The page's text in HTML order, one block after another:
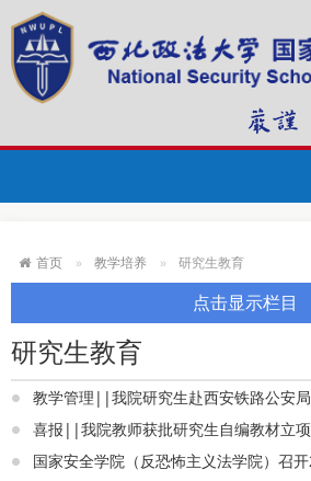
首页 教学培养 研究生教育
点击显示栏目
研究生教育
喜报||我院教师获批研究生自编教材立项